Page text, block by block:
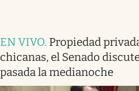
EN VIVO. Propiedad
chicanas, el Senado
pasada la medianoche